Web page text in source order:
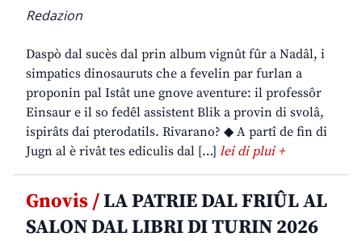
Redazion
Daspò dal sucès dal prin album vignût fûr a Nadâl, i
simpatics dinosauruts che a fevelin par furlan a
proponin pal Istât une gnove aventure: il professôr
Einsaur e il so fedêl assistent Blik a provin di svolâ,
ispirâts dai pterodatils. Rivarano? ◆ A partî de fin di
Jugn al è rivât tes ediculis dal […] lei di plui +
Gnovis /LA PATRIE DAL FRIÛL AL
SALON DAL LIBRI DI TURIN 2026